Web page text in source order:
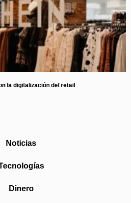
la digitalización del retail
Noticias
Dinero